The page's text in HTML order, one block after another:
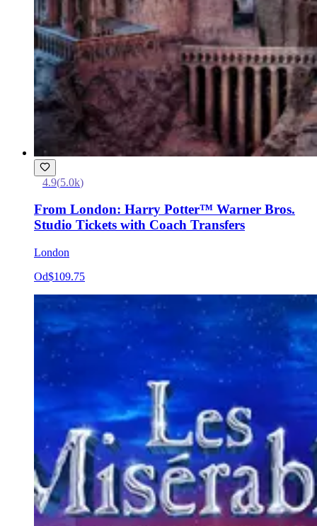
4.9(5.0k)
From London: Harry Potter™ Warner Bros.
Studio Tickets with Coach Transfers
London
Od$109.75